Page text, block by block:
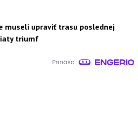
museli upraviť trasu poslednej
triumf